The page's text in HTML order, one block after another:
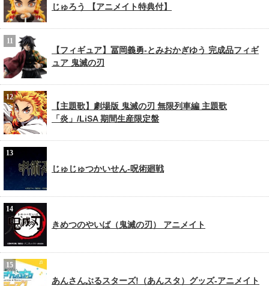
じゅろう 【アニメイト特典付】
【フィギュア】冨岡義勇-とみおかぎゆう 完成品フィギ
ュア 鬼滅の刃
【主題歌】劇場版 鬼滅の刃 無限列車編 主題歌
「炎」/LiSA 期間生産限定盤
じゅじゅつかいせん-呪術廻戦
きめつのやいば（鬼滅の刃） アニメイト
あんさんぶるスターズ!（あんスタ）グッズ-アニメイト